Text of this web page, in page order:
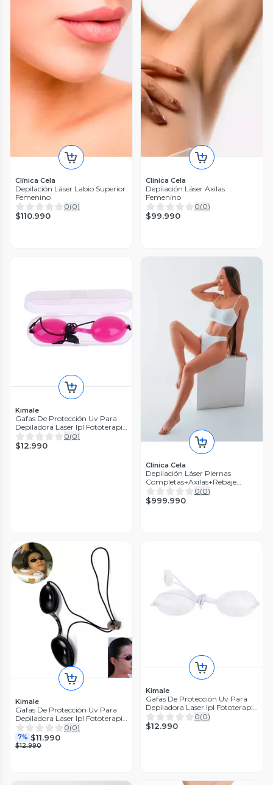
Clínica Cela
Depilación Láser Labio Superior
Femenino
0(0)
$110.990
Clínica Cela
Depilación Láser Axilas
Femenino
0(0)
$99.990
Kimale
Gafas De Protección Uv Para
Depiladora Laser Ipl Fototerapia
Rosa
0(0)
$12.990
Clínica Cela
Depilación Láser Piernas
Completas+Axilas+Rebaje
Femenino
0(0)
$999.990
Kimale
Gafas De Protección Uv Para
Depiladora Laser Ipl Fototerapia
Negro
0(0)
7% $11.990
$12.990
Kimale
Gafas De Protección Uv Para
Depiladora Laser Ipl Fototerapia
Blanco
0(0)
$12.990